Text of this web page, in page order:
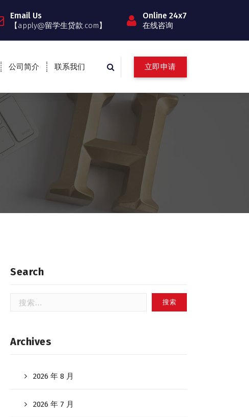
Email Us
【apply@留学生贷款.com】
Online 24x7
在线咨询
公司简介 联系我们 立即申请
Search
索：
Archives
2026 年 8 月
2026 年 7 月